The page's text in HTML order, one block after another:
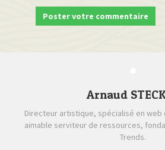
Arnaud
Directeur artistique, spécialisé en web
aimable serviteur de ressources,
Trends.